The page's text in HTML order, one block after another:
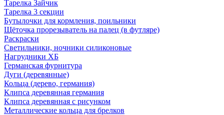
Тарелка Зайчик
Тарелка 3 секции
Бутылочки для кормления, поильники
Щёточка прорезыватель на палец (в футляре)
Раскраски
Светильники, ночники силиконовые
Нагрудники ХБ
Германская фурнитура
Дуги (деревянные)
Кольца (дерево, германия)
Клипса деревянная германия
Клипса деревянная с рисунком
Металлические кольца для брелков